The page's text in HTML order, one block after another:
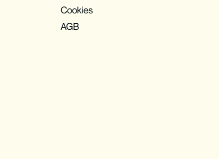
Cookies
AGB